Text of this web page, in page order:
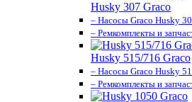
Husky 307 Graco
– Насосы Graco Husky
– Ремкомплекты и
Husky 515/716 Graco
– Насосы Graco Husky
– Ремкомплекты и